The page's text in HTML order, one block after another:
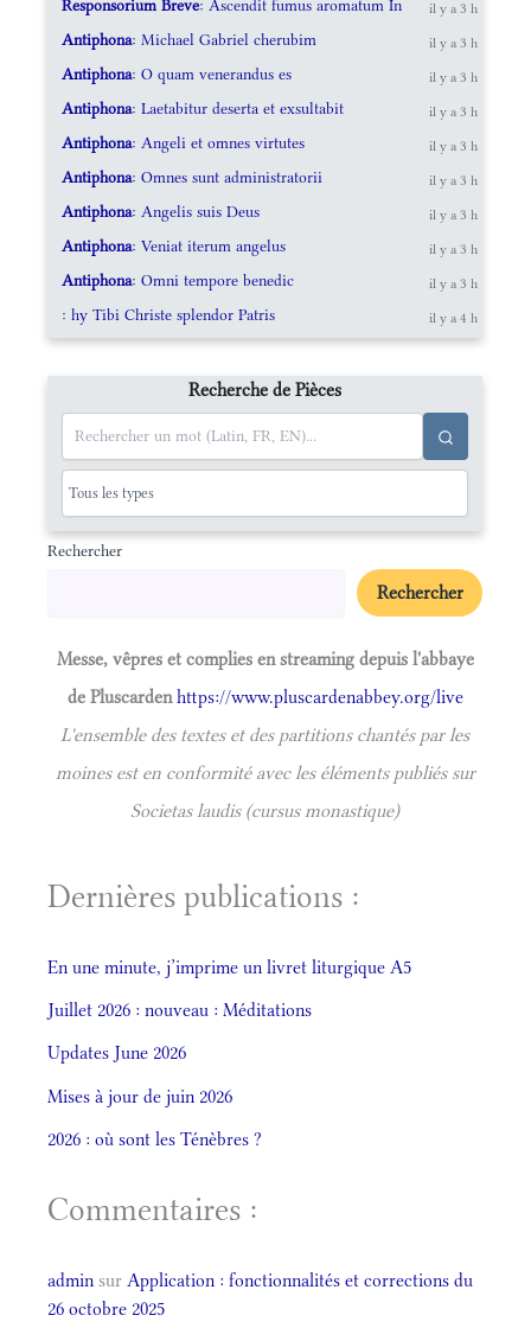
Responsorium Breve: Ascendit fumus aromatum In il y a 3 h
Antiphona: Michael Gabriel cherubim il y a 3 h
Antiphona: O quam venerandus es il y a 3 h
Antiphona: Laetabitur deserta et exsultabit il y a 3 h
Antiphona: Angeli et omnes virtutes il y a 3 h
Antiphona: Omnes sunt administratorii il y a 3 h
Antiphona: Angelis suis Deus il y a 3 h
Antiphona: Veniat iterum angelus il y a 3 h
Antiphona: Omni tempore benedic il y a 3 h
: hy Tibi Christe splendor Patris il y a 4 h
Recherche de Pièces
Rechercher
Rechercher
Messe, vêpres et complies en streaming depuis l'abbaye
de Pluscardenhttps://www.pluscardenabbey.org/live
L'ensemble des textes et des partitions chantés par les
moines est en conformité avec les éléments publiés sur
Societas laudis (cursus monastique)
Dernières publications :
En une minute, j’imprime un livret liturgique A5
Juillet 2026 : nouveau : Méditations
Updates June 2026
Mises à jour de juin 2026
2026 : où sont les Ténèbres ?
Commentaires :
admin sur Application : fonctionnalités et corrections du
26 octobre 2025